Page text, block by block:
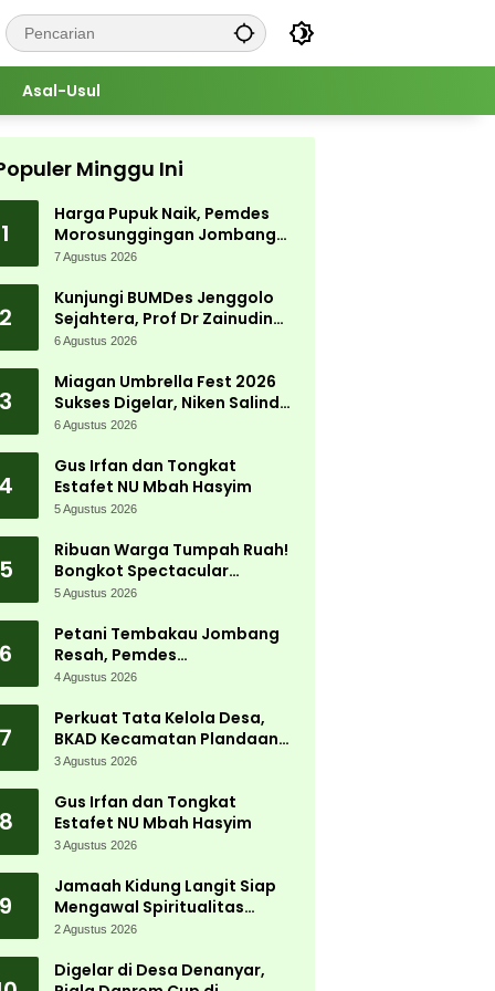
Asal-Usul
Minggu Ini
1
Harga Pupuk Naik, Pemdes
Morosunggingan Jombang
Cari Solusi Lewat Kajian
7 Agustus 2026
2
Kunjungi BUMDes Jenggolo
Sejahtera, Prof Dr Zainudin
Maliki: Kita Wujudkan
Potensi Desa
6 Agustus 2026
3
Miagan Umbrella Fest 2026
Sukses Digelar, Niken Salindry
Jadi Magnet Ribuan
6 Agustus 2026
4
Gus Irfan dan Tongkat
Estafet NU Mbah Hasyim
5 Agustus 2026
5
Ribuan Warga Tumpah Ruah!
Bongkot Spectacular
Carnival 2026 Jadi Pesta
Peterongan
5 Agustus 2026
6
Petani Tembakau Jombang
Resah, Pemdes
Tanjungwadung dan Disperta
4 Agustus 2026
7
Perkuat Tata Kelola Desa,
BKAD Kecamatan Plandaan
Gelar Pelatihan Aparatur
3 Agustus 2026
8
Gus Irfan dan Tongkat
Estafet NU Mbah Hasyim
3 Agustus 2026
9
Jamaah Kidung Langit Siap
Mengawal Spiritualitas
Muktamar NU
2 Agustus 2026
Digelar di Desa Denanyar,